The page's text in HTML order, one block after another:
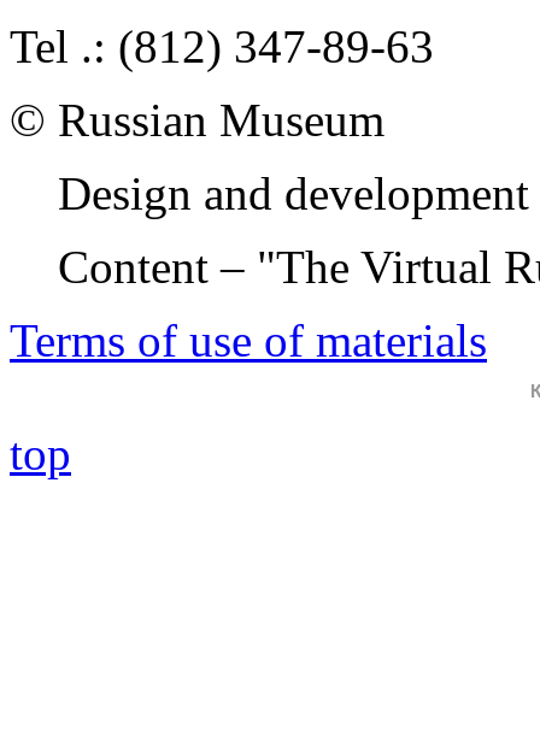
Tel .: (812) 347-89-63
© Russian Museum
Design and
Content – "The Virtual
Terms of use of materials
top